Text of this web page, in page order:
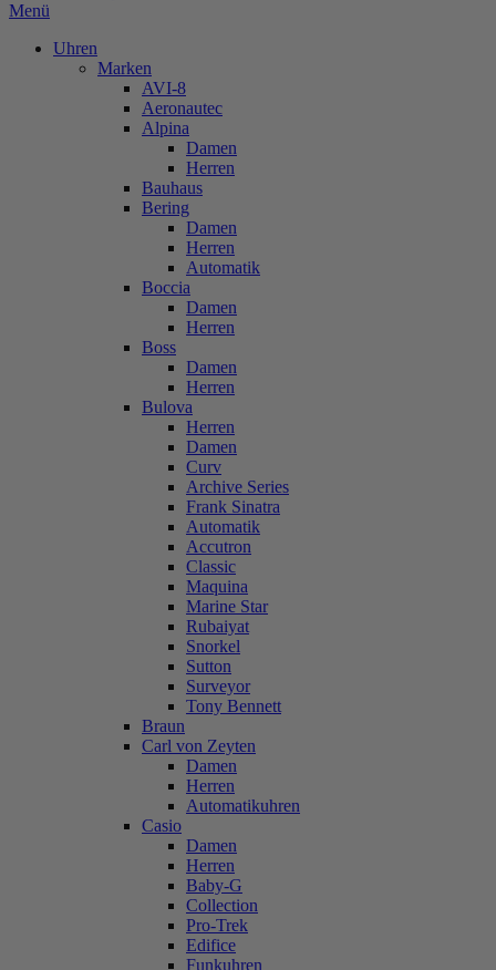
Menü
Uhren
Marken
AVI-8
Aeronautec
Alpina
Damen
Herren
Bauhaus
Bering
Damen
Herren
Automatik
Boccia
Damen
Herren
Boss
Damen
Herren
Bulova
Herren
Damen
Curv
Archive Series
Frank Sinatra
Automatik
Accutron
Classic
Maquina
Marine Star
Rubaiyat
Snorkel
Sutton
Surveyor
Tony Bennett
Braun
Carl von Zeyten
Damen
Herren
Automatikuhren
Casio
Damen
Herren
Baby-G
Collection
Pro-Trek
Edifice
Funkuhren